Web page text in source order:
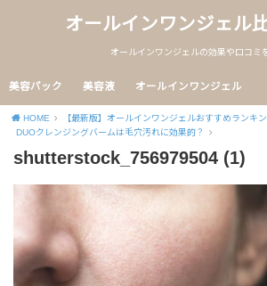
オールインワンジェル
オールインワンジェルの効果や口コミ
美容パック 美容液 オールインワンジェル
HOME
【最新版】オールインワンジェルおすすめランキ
DUOクレンジングバームは毛穴汚れに効果的？
shutterstock_756979504 (1)